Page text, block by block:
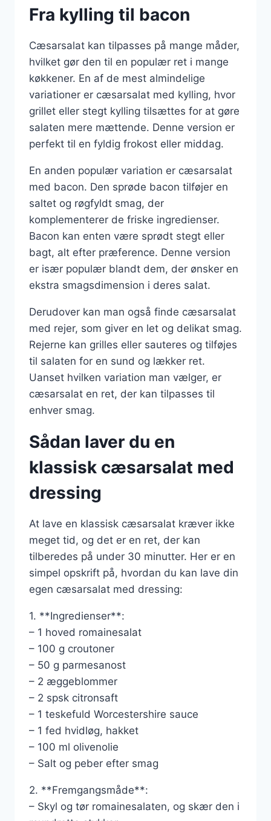
Fra kylling til bacon
Cæsarsalat kan tilpasses på mange måder,
hvilket gør den til en populær ret i mange
køkkener. En af de mest almindelige
variationer er cæsarsalat med kylling, hvor
grillet eller stegt kylling tilsættes for at gøre
salaten mere mættende. Denne version er
perfekt til en fyldig frokost eller middag.
En anden populær variation er cæsarsalat
med bacon. Den sprøde bacon tilføjer en
saltet og røgfyldt smag, der
komplementerer de friske ingredienser.
Bacon kan enten være sprødt stegt eller
bagt, alt efter præference. Denne version
er især populær blandt dem, der ønsker en
ekstra smagsdimension i deres salat.
Derudover kan man også finde cæsarsalat
med rejer, som giver en let og delikat smag.
Rejerne kan grilles eller sauteres og tilføjes
til salaten for en sund og lækker ret.
Uanset hvilken variation man vælger, er
cæsarsalat en ret, der kan tilpasses til
enhver smag.
Sådan laver du en
klassisk cæsarsalat med
dressing
At lave en klassisk cæsarsalat kræver ikke
meget tid, og det er en ret, der kan
tilberedes på under 30 minutter. Her er en
simpel opskrift på, hvordan du kan lave din
egen cæsarsalat med dressing:
1. **Ingredienser**:
– 1 hoved romainesalat
– 100 g croutoner
– 50 g parmesanost
– 2 æggeblommer
– 2 spsk citronsaft
– 1 teskefuld Worcestershire sauce
– 1 fed hvidløg, hakket
– 100 ml olivenolie
– Salt og peber efter smag
2. **Fremgangsmåde**:
– Skyl og tør romainesalaten, og skær den i